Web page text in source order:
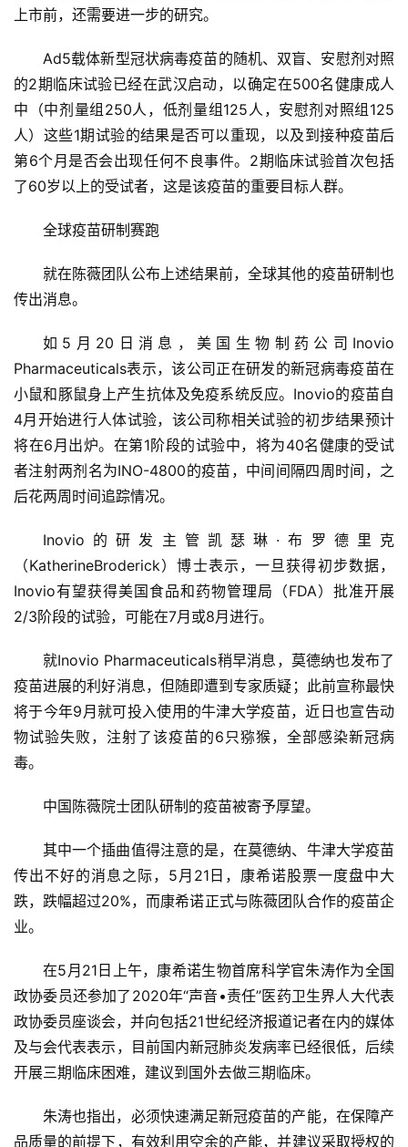
血
管
健
康
问
上市前，还需要进一步的研究。
Ad5载体新型冠状病毒疫苗的随机、双盲、安慰剂对照
的2期临床试验已经在武汉启动，以确定在500名健康成人
中（中剂量组250人，低剂量组125人，安慰剂对照组125
人）这些1期试验的结果是否可以重现，以及到接种疫苗后
第6个月是否会出现任何不良事件。2期临床试验首次包括
了60岁以上的受试者，这是该疫苗的重要目标人群。
全球疫苗研制赛跑
就在陈薇团队公布上述结果前，全球其他的疫苗研制也
传出消息。
如5月20日消息，美国生物制药公司Inovio
Pharmaceuticals表示，该公司正在研发的新冠病毒疫苗在
小鼠和豚鼠身上产生抗体及免疫系统反应。Inovio的疫苗自
4月开始进行人体试验，该公司称相关试验的初步结果预计
将在6月出炉。在第1阶段的试验中，将为40名健康的受试
者注射两剂名为INO-4800的疫苗，中间间隔四周时间，之
后花两周时间追踪情况。
Inovio的研发主管凯瑟琳·布罗德里克
（KatherineBroderick）博士表示，一旦获得初步数据，
Inovio有望获得美国食品和药物管理局（FDA）批准开展
2/3阶段的试验，可能在7月或8月进行。
就Inovio Pharmaceuticals稍早消息，莫德纳也发布了
疫苗进展的利好消息，但随即遭到专家质疑；此前宣称最快
将于今年9月就可投入使用的牛津大学疫苗，近日也宣告动
物试验失败，注射了该疫苗的6只猕猴，全部感染新冠病
毒。
中国陈薇院士团队研制的疫苗被寄予厚望。
其中一个插曲值得注意的是，在莫德纳、牛津大学疫苗
传出不好的消息之际，5月21日，康希诺股票一度盘中大
跌，跌幅超过20%，而康希诺正式与陈薇团队合作的疫苗企
业。
在5月21日上午，康希诺生物首席科学官朱涛作为全国
政协委员还参加了2020年“声音•责任”医药卫生界人大代表
政协委员座谈会，并向包括21世纪经济报道记者在内的媒体
及与会代表表示，目前国内新冠肺炎发病率已经很低，后续
开展三期临床困难，建议到国外去做三期临床。
朱涛也指出，必须快速满足新冠疫苗的产能，在保障产
品质量的前提下，有效利用空余的产能，并建议采取授权的